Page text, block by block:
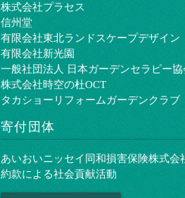
株式会社プラセス
信州堂
有限会社東北ランドスケープデザイン
有限会社新光園
一般社団法人 日本ガーデンセラピー協
株式会社時空の杜OCT
タカショーリフォームガーデンクラブ
寄付団体
あいおいニッセイ同和損害保険株式会
約款による社会貢献活動